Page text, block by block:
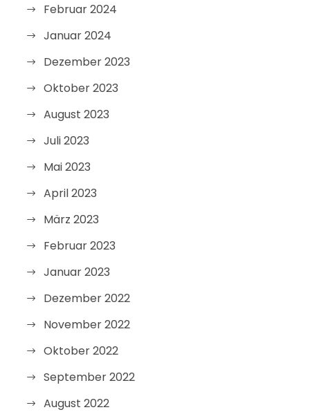
Februar 2024
Januar 2024
Dezember 2023
Oktober 2023
August 2023
Juli 2023
Mai 2023
April 2023
März 2023
Februar 2023
Januar 2023
Dezember 2022
November 2022
Oktober 2022
September 2022
August 2022